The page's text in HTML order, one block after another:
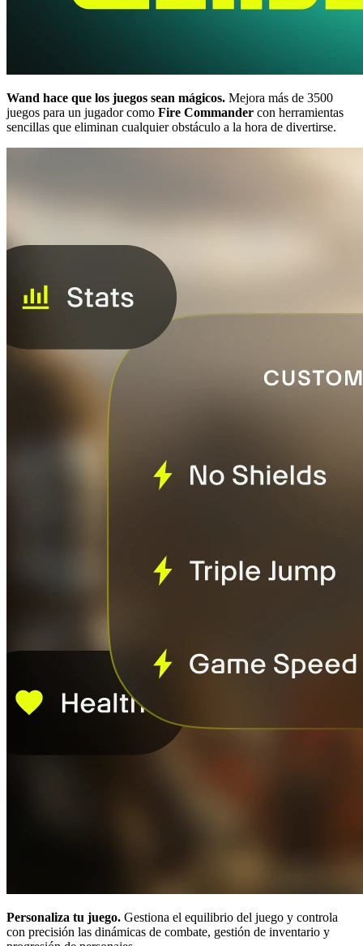
Wand hace que los juegos sean mágicos. Mejora más de 3500
juegos para un jugador como Fire Commander con herramientas
sencillas que eliminan cualquier obstáculo a la hora de divertirse.
Personaliza tu juego. Gestiona el equilibrio del juego y controla
con precisión las dinámicas de combate, gestión de inventario y